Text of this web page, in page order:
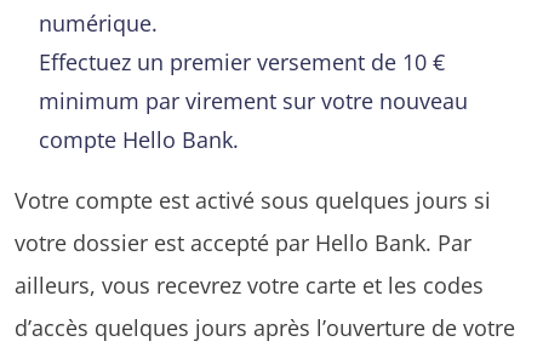
numérique.
Effectuez un premier versement de 10 €
minimum par virement sur votre nouveau
compte Hello Bank.
Votre compte est activé sous quelques jours si
votre dossier est accepté par Hello Bank. Par
ailleurs, vous recevrez votre carte et les codes
d’accès quelques jours après l’ouverture de votre